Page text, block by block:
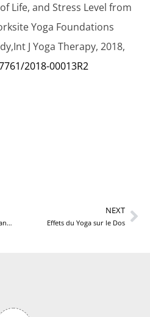
Life, and Stress Level from
Yoga Foundations
J Yoga Therapy, 2018,
2018-00013R2
Le Yin yoga, une nouvelle tendance…
NEXT
Effets du Yoga sur le Dos